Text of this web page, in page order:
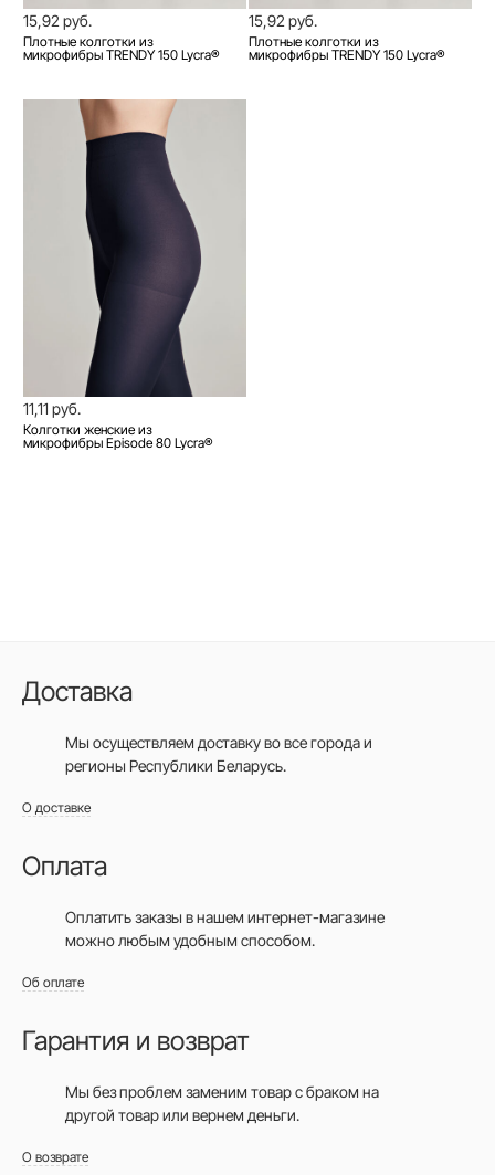
15,92 руб.
Плотные колготки из
микрофибры TRENDY 150 Lycra®
15,92 руб.
Плотные колготки из
микрофибры TRENDY 150 Lycra®
11,11 руб.
Колготки женские из
микрофибры Episode 80 Lycra®
Доставка
Мы осуществляем доставку во все городаи
регионы Республики Беларусь.
О доставке
Оплата
Оплатить заказы в нашем интернет-магазине
можно любым удобным способом.
Об оплате
Гарантия и возврат
Мы без проблем заменим товар с браком на
другой товар или вернем деньги.
О возврате